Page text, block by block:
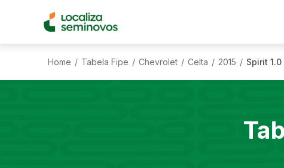
Home / Tabela Fipe / Chevrolet / Celta / 2015 / Spirit